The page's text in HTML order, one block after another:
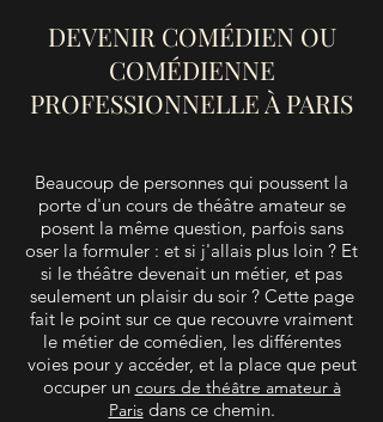
DEVENIR COMÉDIEN OU
COMÉDIENNE
PROFESSIONNELLE À PARIS
Beaucoup de personnes qui poussent la
porte d'un cours de théâtre amateur se
posent la même question, parfois sans
oser la formuler : et si j'allais plus loin ? Et
si le théâtre devenait un métier, et pas
seulement un plaisir du soir ? Cette page
fait le point sur ce que recouvre vraiment
le métier de comédien, les différentes
voies pour y accéder, et la place que peut
occuper un cours de théâtre amateur à
Parisdans ce chemin.